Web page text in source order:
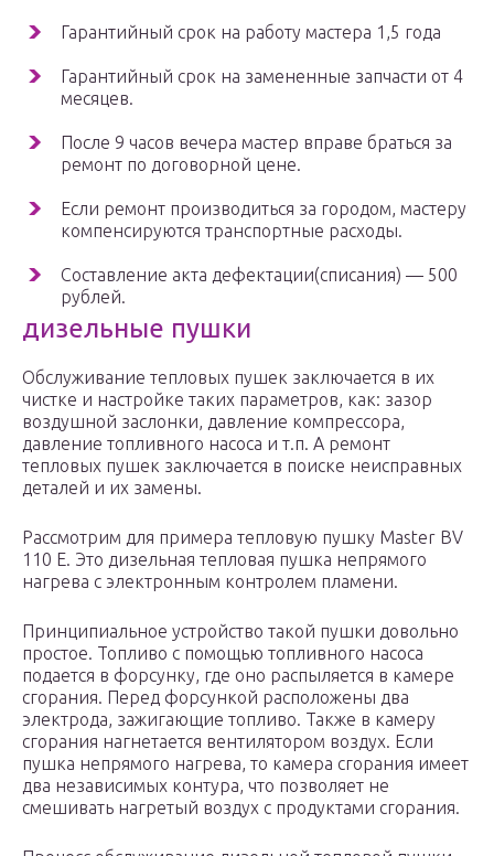
Гарантийный срок на работу мастера 1,5 года
Гарантийный срок на замененные запчасти от 4
месяцев.
После 9 часов вечера мастер вправе браться за
ремонт по договорной цене.
Если ремонт производиться за городом, мастеру
компенсируются транспортные расходы.
Составление акта дефектации(списания) — 500
рублей.
дизельные пушки
Обслуживание тепловых пушек заключается в их
чистке и настройке таких параметров, как: зазор
воздушной заслонки, давление компрессора,
давление топливного насоса и т.п. А ремонт
тепловых пушек заключается в поиске неисправных
деталей и их замены.
Рассмотрим для примера тепловую пушку Master BV
110 E. Это дизельная тепловая пушка непрямого
нагрева с электронным контролем пламени.
Принципиальное устройство такой пушки довольно
простое. Топливо с помощью топливного насоса
подается в форсунку, где оно распыляется в камере
сгорания. Перед форсункой расположены два
электрода, зажигающие топливо. Также в камеру
сгорания нагнетается вентилятором воздух. Если
пушка непрямого нагрева, то камера сгорания имеет
два независимых контура, что позволяет не
смешивать нагретый воздух с продуктами сгорания.